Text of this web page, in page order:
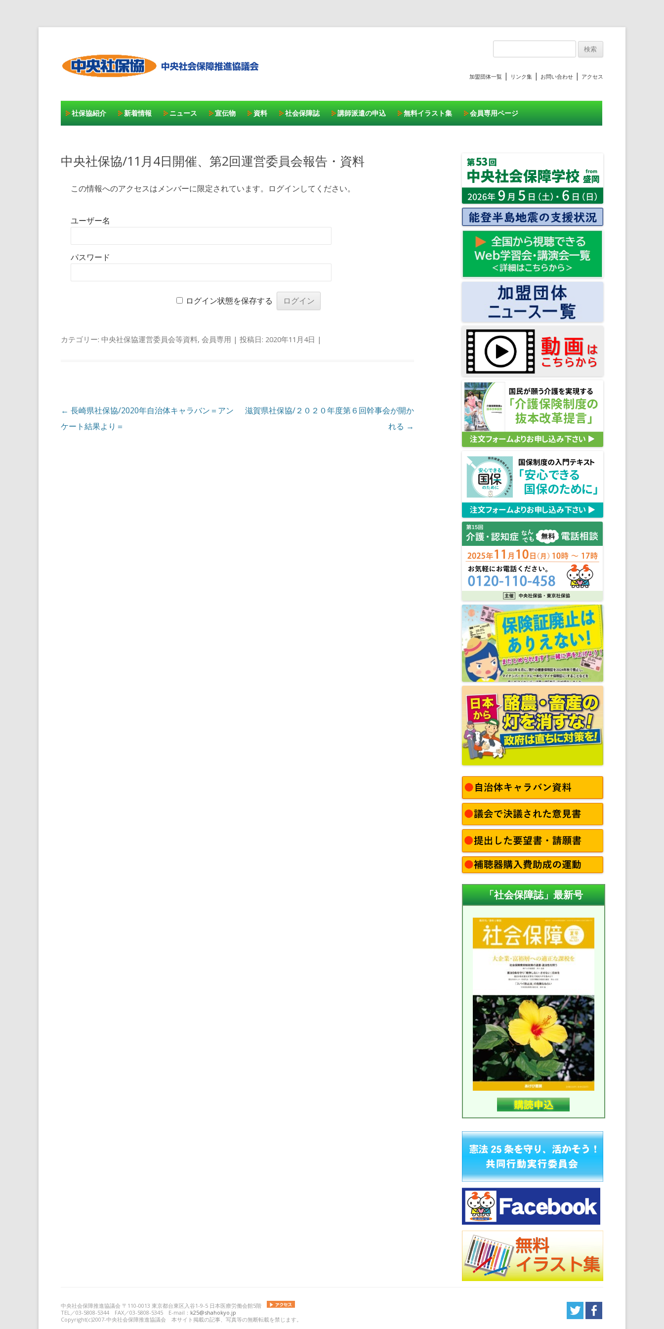
索:
加盟団体一覧| リンク集| お問い合わせ| アクセス
社保協紹介 新着情報 ニュース 宣伝物 資料 社会保障誌 講師派遣の申込 無料イラスト集 会員専用ページ
中央社保協/11月4日開催、第2回運営委員会報告・資料
この情報へのアクセスはメンバーに限定されています。ログインしてください。
ユーザー名
パスワード
ログイン状態を保存する
カテゴリー:中央社保協運営委員会等資料,会員専用 | 投稿日: 2020年11月4日 |
投稿ナビゲーション
← 長崎県社保協/2020年自治体キャラバン＝アン
ケート結果より＝
滋賀県社保協/２０２０年度第６回幹事会が開か
れる →
「社会保障誌」最新号
中央社会保障推進協議会 〒110-0013 東京都台東区入谷1-9-5 日本医療労働会館5階
TEL／03-5808-5344 FAX／03-5808-5345 E-mail： k25@shahokyo.jp
Copyright(c)2007-中央社会保障推進協議会 本サイト掲載の記事、写真等の無断転載を禁じます。